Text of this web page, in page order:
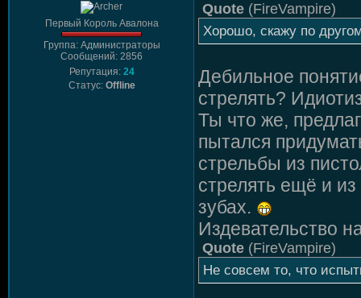
Первый Король Авалона
Группа: Администраторы
Сообщений: 2856
Репутация: 24
Статус: Offline
Quote (FireVampire)
Хорошо, скажу по
Дебильное
стрелять?
Ты что же,
пытался
стрельбы из
стрелять ещё и из
зубах.
Издевательство
Quote (FireVampire)
Не совсем то, что